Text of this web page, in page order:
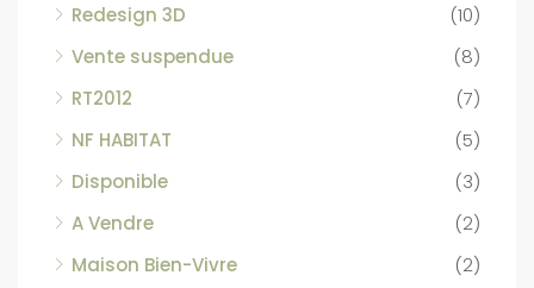
Redesign 3D
(10)
Vente suspendue
(8)
RT2012
(7)
NF HABITAT
(5)
Disponible
(3)
A Vendre
(2)
Maison Bien-Vivre
(2)